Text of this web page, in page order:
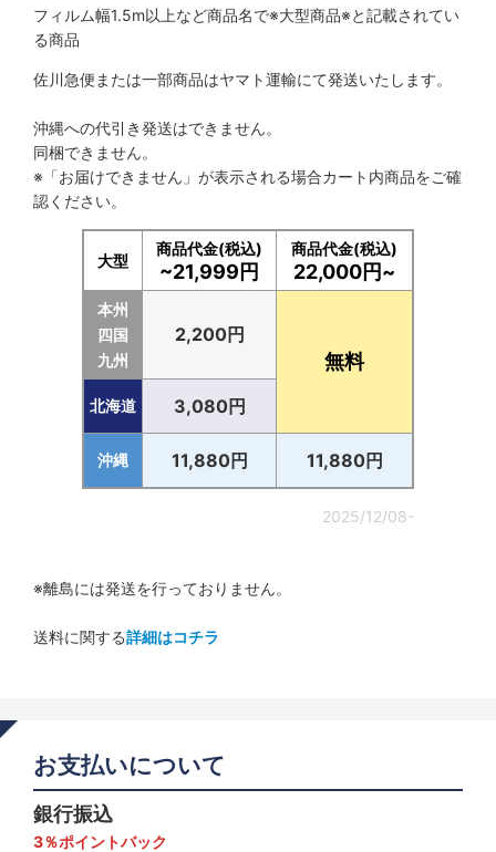
フィルム幅1.5m以上など商品名で※大型商品※と記載されてい
る商品
佐川急便または一部商品はヤマト運輸にて発送いたします。
沖縄への代引き発送はできません。
同梱できません。
※「お届けできません」が表示される場合カート内商品をご確
認ください。
大型
商品代金(税込)
~21,999円
商品代金(税込)
22,000円~
本州
四国
九州
2,200円
無料
北海道 3,080円
沖縄 11,880円 11,880円
2025/12/08-
※離島には発送を行っておりません。
送料に関する詳細はコチラ
お支払いについて
銀行振込
3％ポイントバック